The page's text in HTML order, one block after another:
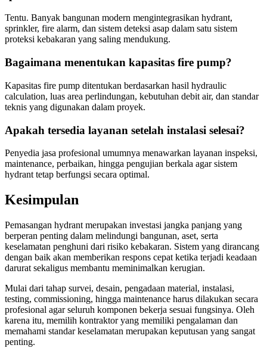
Tentu. Banyak bangunan modern mengintegrasikan hydrant,
sprinkler, fire alarm, dan sistem deteksi asap dalam satu sistem
proteksi kebakaran yang saling mendukung.
Bagaimana menentukan kapasitas fire pump?
Kapasitas fire pump ditentukan berdasarkan hasil hydraulic
calculation, luas area perlindungan, kebutuhan debit air, dan standar
teknis yang digunakan dalam proyek.
Apakah tersedia layanan setelah instalasi selesai?
Penyedia jasa profesional umumnya menawarkan layanan inspeksi,
maintenance, perbaikan, hingga pengujian berkala agar sistem
hydrant tetap berfungsi secara optimal.
Kesimpulan
Pemasangan hydrant merupakan investasi jangka panjang yang
berperan penting dalam melindungi bangunan, aset, serta
keselamatan penghuni dari risiko kebakaran. Sistem yang dirancang
dengan baik akan memberikan respons cepat ketika terjadi keadaan
darurat sekaligus membantu meminimalkan kerugian.
Mulai dari tahap survei, desain, pengadaan material, instalasi,
testing, commissioning, hingga maintenance harus dilakukan secara
profesional agar seluruh komponen bekerja sesuai fungsinya. Oleh
karena itu, memilih kontraktor yang memiliki pengalaman dan
memahami standar keselamatan merupakan keputusan yang sangat
penting.